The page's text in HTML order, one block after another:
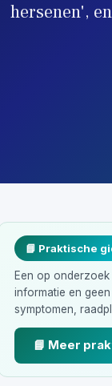
hersenen',
📘 Praktische
Een op
informatie en
symptomen,
📘 Meer